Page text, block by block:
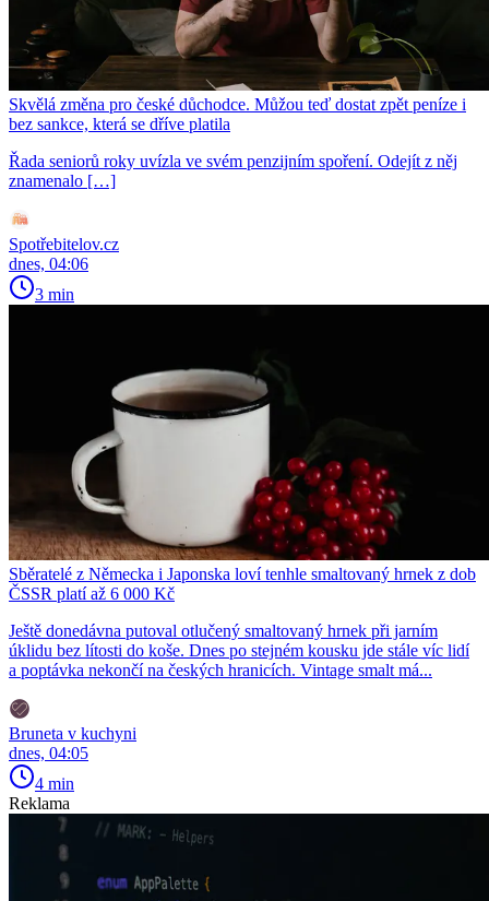
Skvělá změna pro české důchodce. Můžou teď dostat zpět peníze i
bez sankce, která se dříve platila
Řada seniorů roky uvízla ve svém penzijním spoření. Odejít z něj
znamenalo […]
Spotřebitelov.cz
dnes, 04:06
3 min
Sběratelé z Německa i Japonska loví tenhle smaltovaný hrnek z dob
ČSSR platí až 6 000 Kč
Ještě donedávna putoval otlučený smaltovaný hrnek při jarním
úklidu bez lítosti do koše. Dnes po stejném kousku jde stále víc lidí
a poptávka nekončí na českých hranicích. Vintage smalt má...
Bruneta v kuchyni
dnes, 04:05
4 min
Reklama